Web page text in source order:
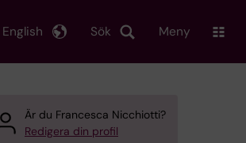
Sök
English Meny
Är du Francesca Nicchiotti?
Redigera din profil